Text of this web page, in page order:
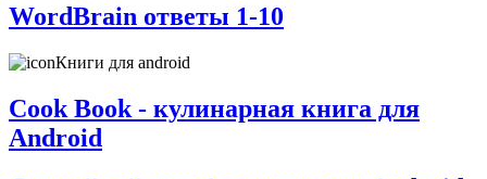
WordBrain ответы 1-10
Книги для android
Cook Book - кулинарная книга для
Android